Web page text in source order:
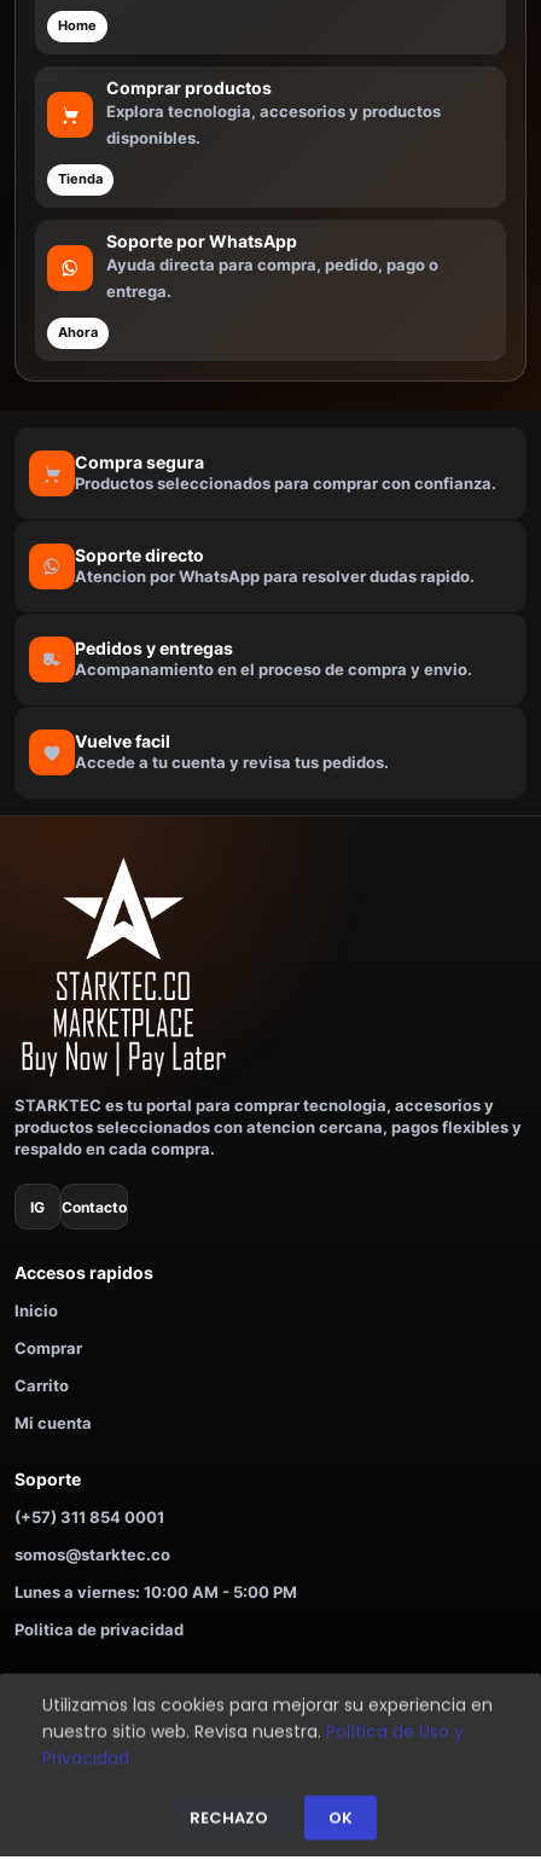
Ofertas
👤
Home
Comprar productos
Explora tecnologia, accesorios y productos
disponibles.
Tienda
Soporte por WhatsApp
Ayuda directa para compra, pedido, pago o
entrega.
Ahora
Compra segura
Productos seleccionados para comprar con confianza.
Soporte directo
Atencion por WhatsApp para resolver dudas rapido.
Pedidos y entregas
Acompanamiento en el proceso de compra y envio.
Vuelve facil
Accede a tu cuenta y revisa tus pedidos.
STARKTEC es tu portal para comprar tecnologia, accesorios y
productos seleccionados con atencion cercana, pagos flexibles y
respaldo en cada compra.
IG Contacto
Accesos rapidos
Inicio
Comprar
Carrito
Mi cuenta
Soporte
(+57) 311 854 0001
somos@starktec.co
Lunes a viernes: 10:00 AM - 5:00 PM
Politica de privacidad
2026STARKTEC. Compra ahora y paga despues.
SoportePrivacidad
Ayuda
Utilizamos las cookies para mejorar su experiencia en
nuestro sitio web. Revisa nuestra. Política de Uso y
Privacidad
RECHAZO OK